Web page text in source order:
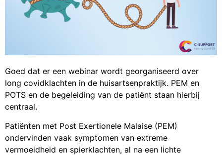
Goed dat er een webinar wordt georganiseerd over
long covidklachten in de huisartsenpraktijk. PEM en
POTS en de begeleiding van de patiënt staan hierbij
centraal.
Patiënten met Post Exertionele Malaise (PEM)
ondervinden vaak symptomen van extreme
vermoeidheid en spierklachten, al na een lichte